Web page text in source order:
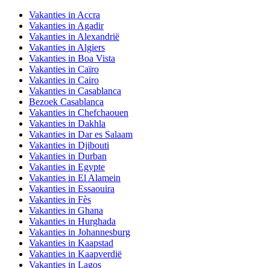
Vakanties in Accra
Vakanties in Agadir
Vakanties in Alexandrië
Vakanties in Algiers
Vakanties in Boa Vista
Vakanties in Caïro
Vakanties in Cairo
Vakanties in Casablanca
Bezoek Casablanca
Vakanties in Chefchaouen
Vakanties in Dakhla
Vakanties in Dar es Salaam
Vakanties in Djibouti
Vakanties in Durban
Vakanties in Egypte
Vakanties in El Alamein
Vakanties in Essaouira
Vakanties in Fès
Vakanties in Ghana
Vakanties in Hurghada
Vakanties in Johannesburg
Vakanties in Kaapstad
Vakanties in Kaapverdië
Vakanties in Lagos